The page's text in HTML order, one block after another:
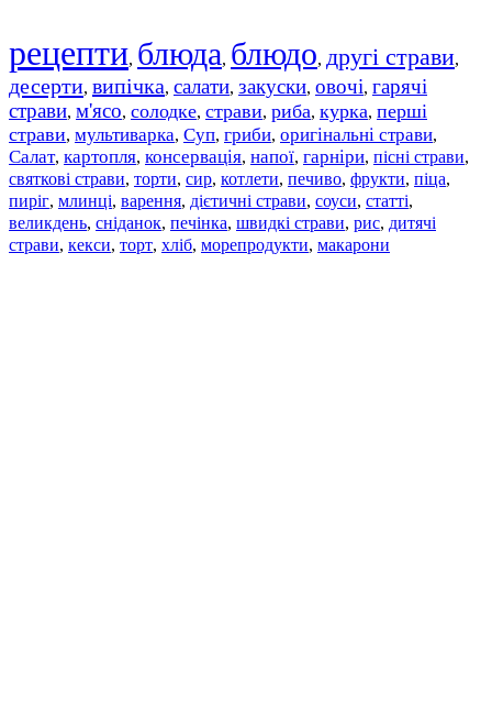
рецепти, блюда, блюдо, другі страви,
десерти, випічка, салати, закуски, овочі, гарячі
страви, м'ясо, солодке, страви, риба, курка, перші
страви, мультиварка, Суп, гриби, оригінальні страви,
Салат, картопля, консервація, напої, гарніри, пісні страви,
святкові страви, торти, сир, котлети, печиво, фрукти, піца,
пиріг, млинці, варення, дієтичні страви, соуси, статті,
великдень, сніданок, печінка, швидкі страви, рис, дитячі
страви, кекси, торт, хліб, морепродукти, макарони